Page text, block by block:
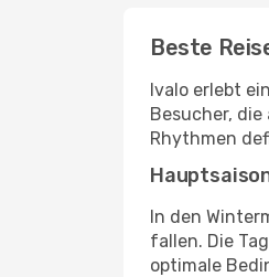
Beste
Ivalo erlebt
Besucher,
Rhythmen
In den
fallen. Die
optimale